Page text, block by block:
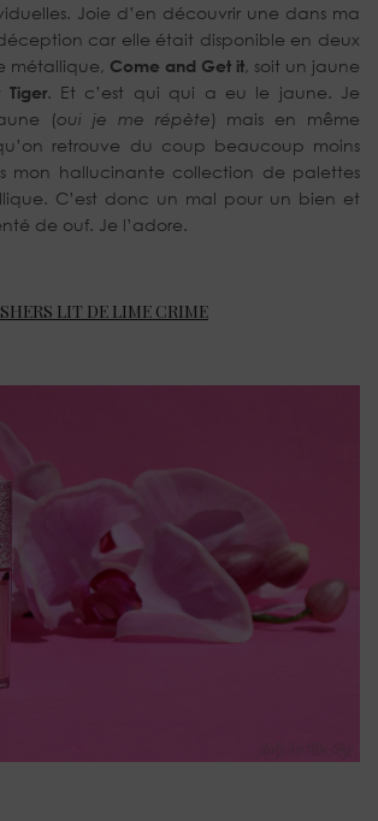
Joie d’en découvrir une dans ma
car elle était disponible en deux
métallique, Come and Get it, soit un jaune
Tiger. Et c’est qui qui a eu le jaune. Je
(oui je me répète) mais en même
retrouve du coup beaucoup moins
mon hallucinante collection de palettes
C’est donc un mal pour un bien et
de ouf. Je l’adore.
LIT DE LIME CRIME